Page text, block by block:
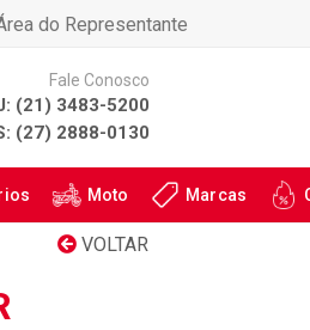
do Representante
Fale Conosco
(21) 3483-5200
(27) 2888-0130
Moto Marcas
VOLTAR